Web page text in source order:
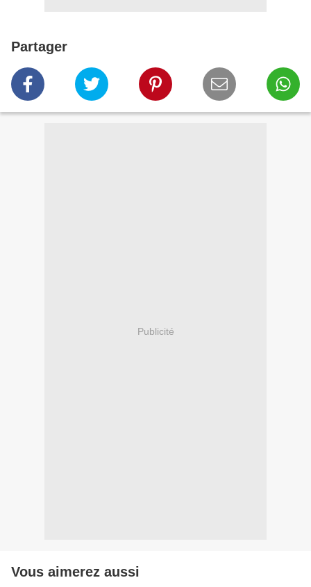
Partager
Publicité
Vous aimerez aussi